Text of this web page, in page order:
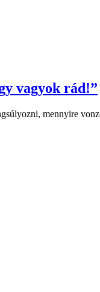
vagyok rád!”
mennyire